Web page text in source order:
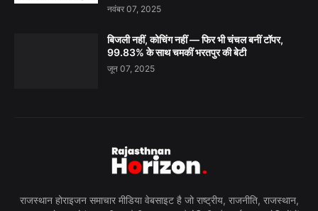
नवंबर 07, 2025
बिजली नहीं, कोचिंग नहीं — फिर भी चंचल बनीं टॉपर,
99.83% के साथ चमकीं भरतपुर की बेटी
जून 07, 2025
राजस्थान होराइजन समाचार मीडिया वेबसाइट है जो राष्ट्रीय, राजनीति, राजस्थान,